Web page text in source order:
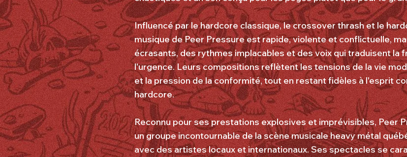
Influencé par le hardcore classique, le crossover thrash et le
musique de Peer Pressure est rapide, violente et conflictuelle,
écrasants, des rythmes implacables et des voix qui traduisent la
l'urgence. Leurs compositions reflètent les tensions de la vie
et la pression de la conformité, tout en restant fidèles à l'esprit
hardcore.
Reconnu pour ses prestations explosives et imprévisibles, Peer
un groupe incontournable de la scène musicale heavy métal
avec des artistes locaux et internationaux. Ses spectacles se